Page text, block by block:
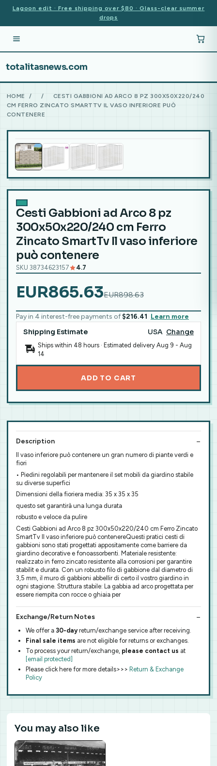
Lagoon edit · Free shipping over $80 · Glass-clear summer
drops
totalitasnews.com
HOME / /
CESTI GABBIONI AD ARCO 8 PZ 300X50X220/240
CM FERRO ZINCATO SMARTTV IL VASO INFERIORE PUÒ
CONTENERE
Cesti Gabbioni ad Arco 8 pz
300x50x220/240 cm Ferro
Zincato SmartTv Il vaso inferiore
può contenere
SKU 38734623157 4.7
EUR865.63EUR898.63
Pay in 4 interest-free payments of $216.41 Learn more
Shipping Estimate USA Change
Ships within 48 hours · Estimated delivery Aug 9 - Aug
14
ADD TO CART
Description
Il vaso inferiore può contenere un gran numero di piante verdi e
fiori
• Piedini regolabili per mantenere il set mobili da giardino stabile
su diverse superfici
Dimensioni della fioriera media: 35 x 35 x 35
questo set garantirà una lunga durata
robusto e veloce da pulire
Cesti Gabbioni ad Arco 8 pz 300x50x220/240 cm Ferro Zincato
SmartTv Il vaso inferiore può contenereQuesti pratici cesti di
gabbioni sono stati progettati appositamente come barriere da
giardino decorative e fonoassorbenti. Materiale resistente:
realizzato in ferro zincato resistente alla corrosioni per garantire
stabilit e durata. Con un robusto filo di gabbione dal diametro di
3,5 mm, il muro di gabbioni abbellir di certo il vostro giardino in
ogni stagione. Struttura stabile: La gabbia ad arco progettata per
essere riempita con rocce o ghiaia per
Exchange/Return Notes
We offer a 30-dayreturn/exchange service after receiving.
Final sale items are not eligible for returns or exchanges.
To process your return/exchange, please contact us at
[email protected]
Please click here for more details>>> Return & Exchange
Policy
You may also like